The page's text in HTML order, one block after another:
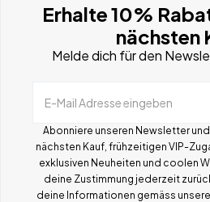
Erhalte 10%
nächsten
Melde dich für den
E-Mail Adresse eingeben
Abonniere unseren Newsletter
nächsten Kauf, frühzeitigen VIP-
exklusiven Neuheiten und coolen
deine Zustimmung jederzeit
deine Informationen gemäss